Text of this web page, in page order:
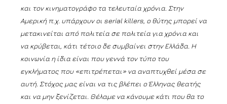
και τον κινηματογράφο τα τελευταία χρόνια. Στην
Αμερική π.χ. υπάρχουν οι serial killers, ο θύτης μπορεί να
μετακινείται από πολιτεία σε πολιτεία για χρόνια και
να κρύβεται, κάτι τέτοιο δε συμβαίνει στην Ελλάδα. Η
κοινωνία η ίδια είναι που γεννά τον τύπο του
εγκλήματος που «επιτρέπεται» να αναπτυχθεί μέσα σε
αυτή. Στόχος μας είναι να τις βλέπει ο Έλληνας θεατής
και να μην ξενίζεται. Θέλαμε να κάνουμε κάτι που θα το